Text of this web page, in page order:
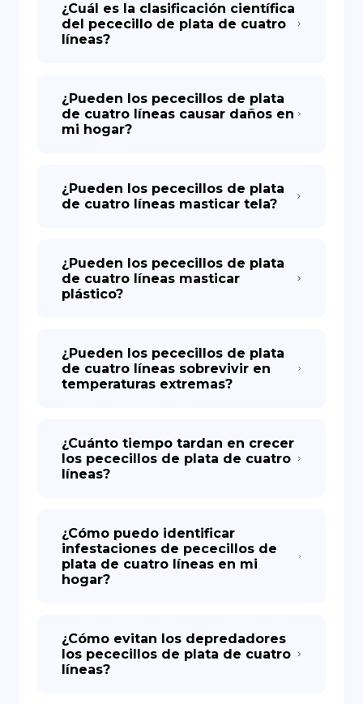
¿Cuál es la clasificación científica
del pececillo de plata de cuatro
líneas?
¿Pueden los pececillos de plata
de cuatro líneas causar daños en
mi hogar?
¿Pueden los pececillos de plata
de cuatro líneas masticar tela?
¿Pueden los pececillos de plata
de cuatro líneas masticar
plástico?
¿Pueden los pececillos de plata
de cuatro líneas sobrevivir en
temperaturas extremas?
¿Cuánto tiempo tardan en crecer
los pececillos de plata de cuatro
líneas?
¿Cómo puedo identificar
infestaciones de pececillos de
plata de cuatro líneas en mi
hogar?
¿Cómo evitan los depredadores
los pececillos de plata de cuatro
líneas?